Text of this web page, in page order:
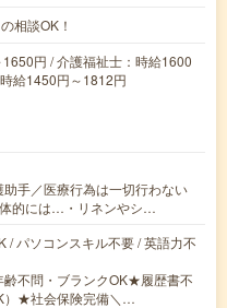
相談OK！
円 / 介護福祉士：時給1600
給1450円～1812円
手／医療行為は一切行わない
的には…・リネンやシ…
/ パソコンスキル不要 / 英語力不
不問・ブランクOK★履歴書不
）★社会保険完備＼…